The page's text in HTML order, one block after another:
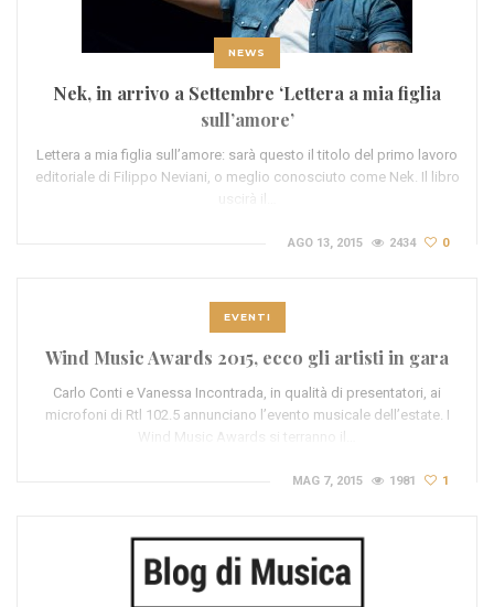
NEWS
Nek, in arrivo a Settembre ‘Lettera a mia figlia
sull’amore’
Lettera a mia figlia sull’amore: sarà questo il titolo del primo lavoro
editoriale di Filippo Neviani, o meglio conosciuto come Nek. Il libro
AGO 13, 2015 2434 0
EVENTI
Wind Music Awards 2015, ecco gli artisti in gara
Carlo Conti e Vanessa Incontrada, in qualità di presentatori, ai
microfoni di Rtl 102.5 annunciano l’evento musicale dell’estate. I
Wind Music Awards si terranno il…
MAG 7, 2015 1981 1